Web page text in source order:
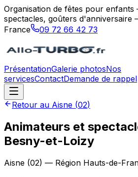
Organisation de fêtes pour
spectacles, goûters d'anniversaire
France
09 72 66 42 73
PrésentationGalerie photosNos
servicesContactDemande de rappel
Retour au Aisne (02)
Animateurs et
Besny-et-Loizy
Aisne (02) — Région Hauts-de-